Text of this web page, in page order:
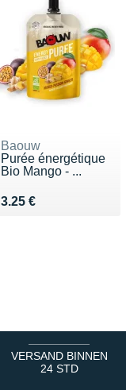
Baouw
Purée énergétique
Bio Mango - ...
3.25 €
Vendu 3.25 €
VERSAND BINNEN
24 STD